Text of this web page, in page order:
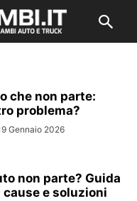
che non parte:
problema?
Gennaio 2026
non parte? Guida
e soluzioni